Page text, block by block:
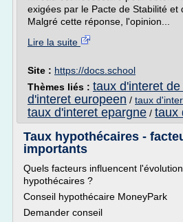
exigées par le Pacte de Stabilité et
Malgré cette réponse, l'opinion...
Lire la suite
Site : https://docs.school
Thèmes liés : taux d'interet
d'interet europeen / taux
taux d'interet epargne / taux
Taux hypothécaires -
importants
Quels facteurs influencent
hypothécaires ?
Conseil hypothécaire MoneyPark
Demander conseil